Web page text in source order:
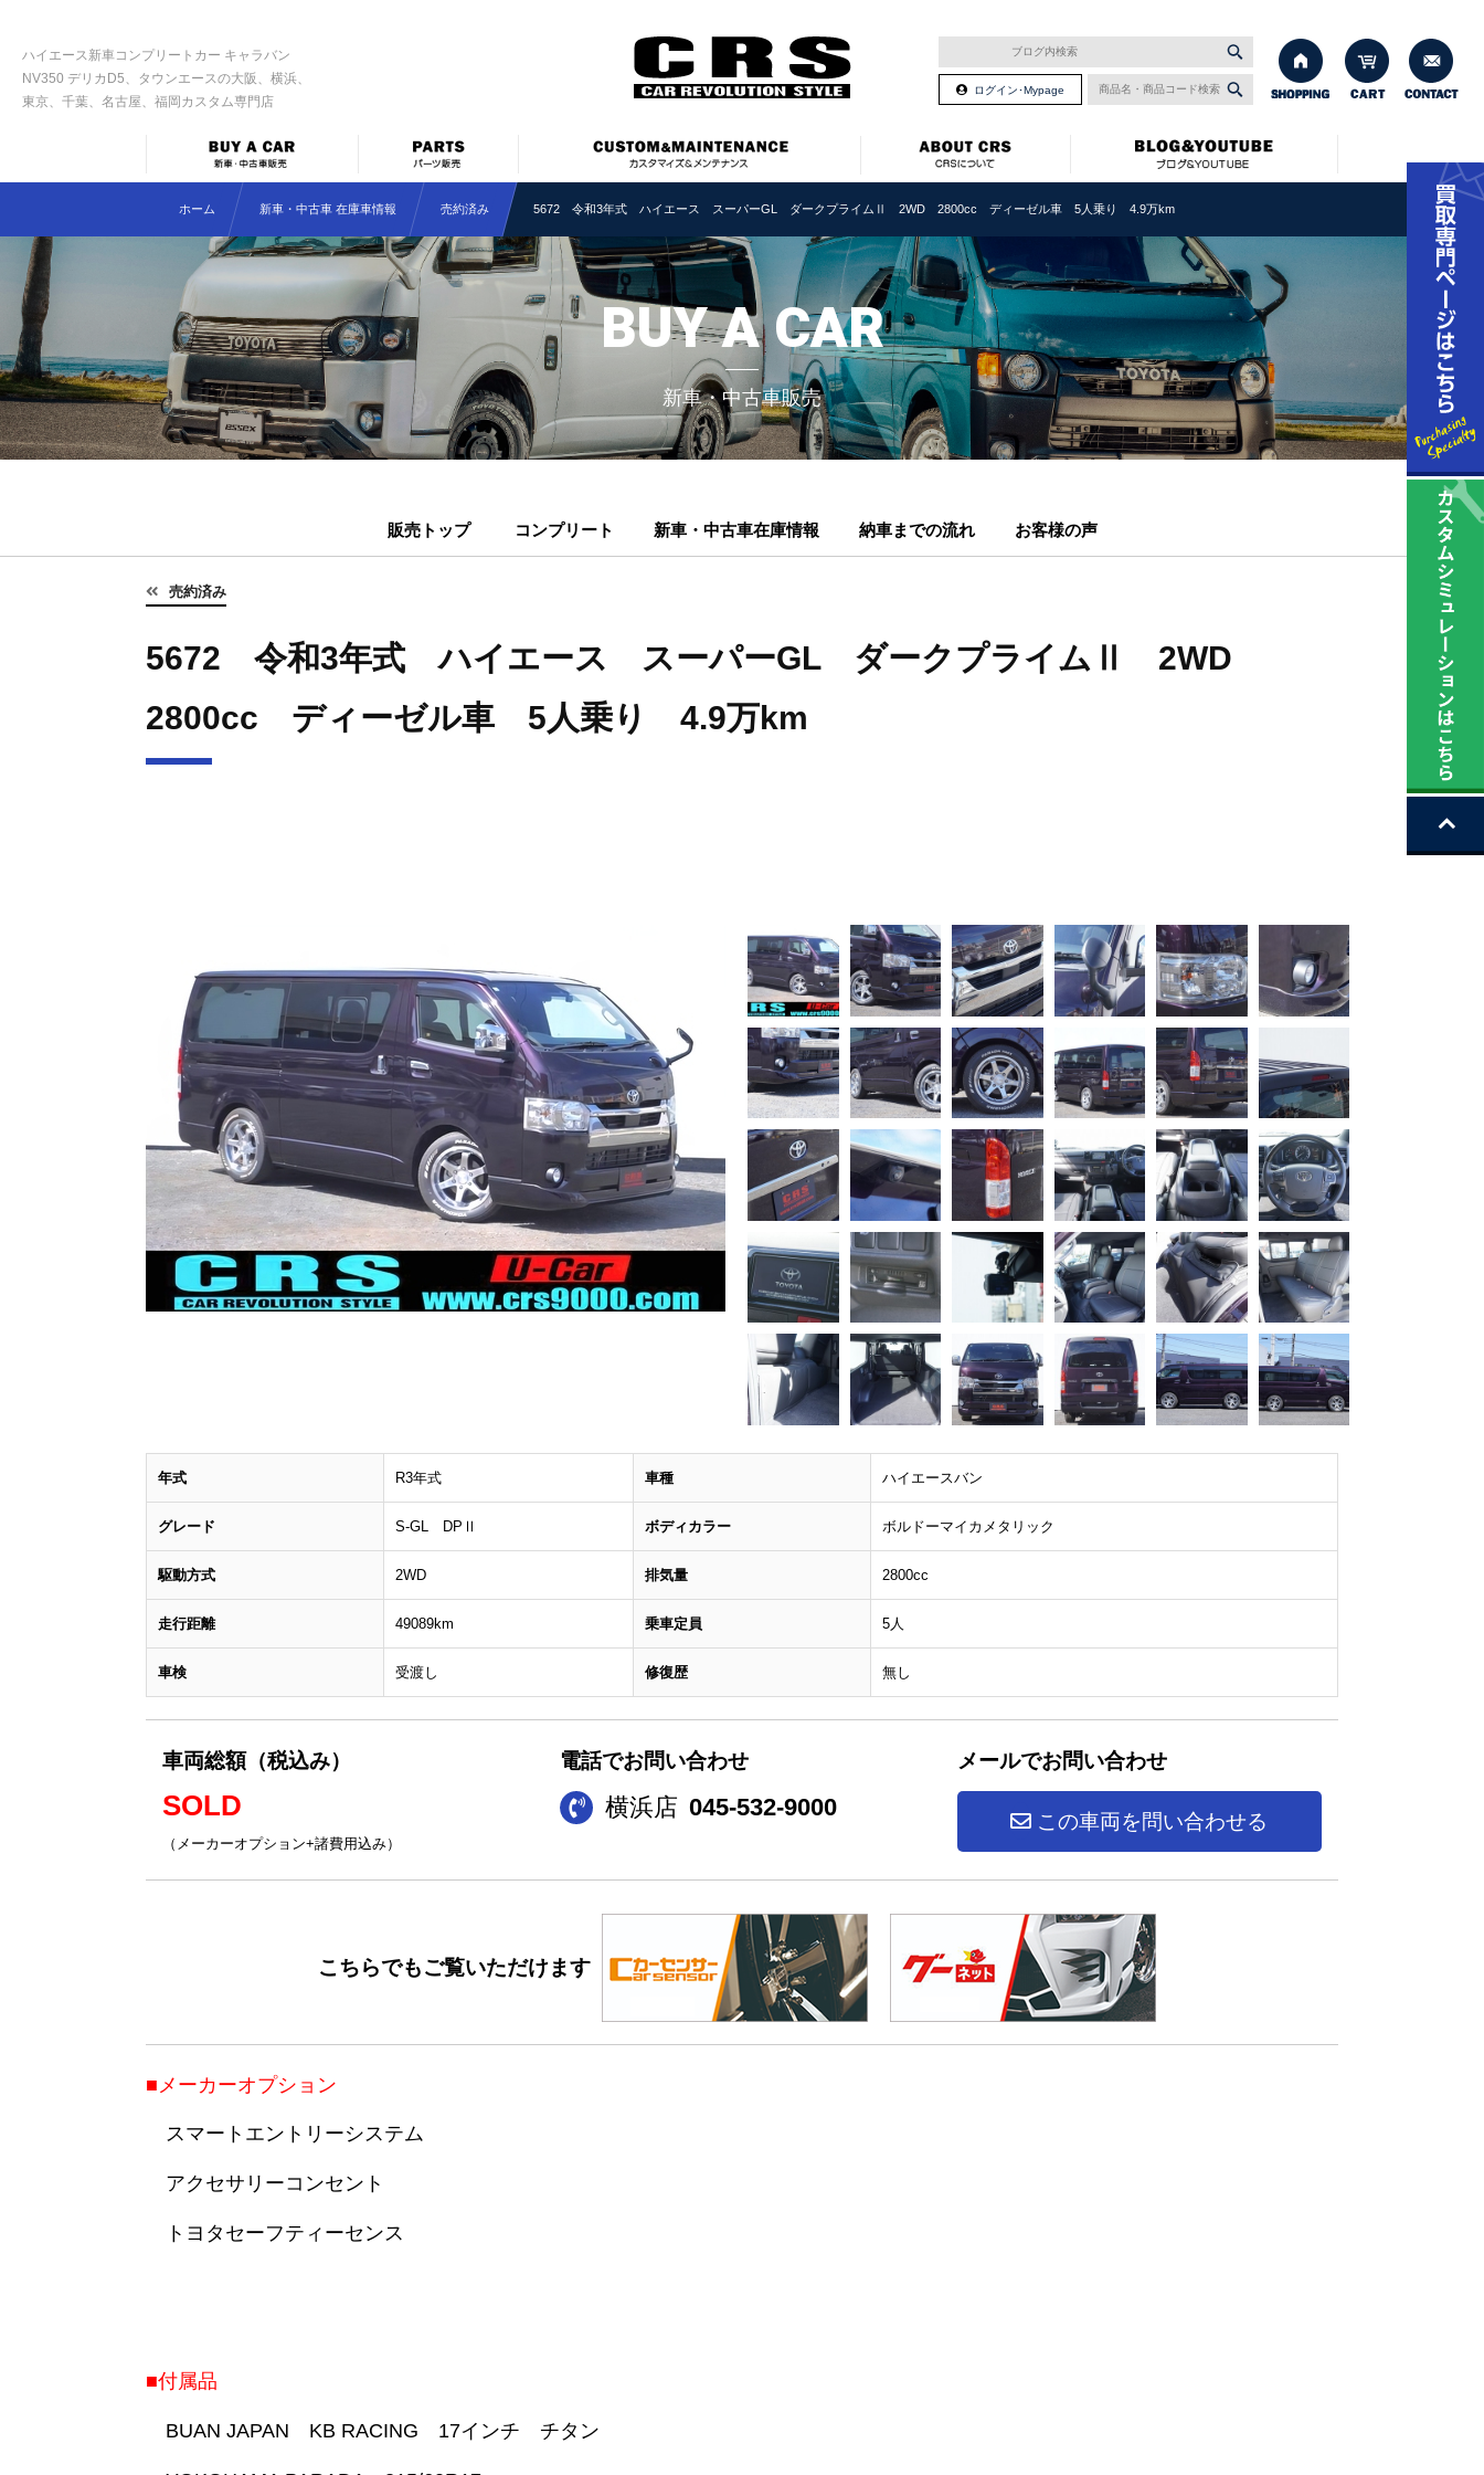
ハイエース新車コンプリートカー キャラバン
NV350 デリカD5、タウンエースの大阪、横浜、
東京、千葉、名古屋、福岡カスタム専門店
ログイン･Mypage
ホーム 新車・中古車 在庫車情報 売約済み 5672 令和3年式 ハイエース スーパーGL ダークプライムⅡ 2WD 2800cc ディーゼル車 5人乗り 4.9万km
BUY A CAR
新車・中古車販売
販売トップ コンプリート 新車・中古車在庫情報 納車までの流れ お客様の声
売約済み
5672 令和3年式 ハイエース スーパーGL ダークプライムⅡ 2WD
2800cc ディーゼル車 5人乗り 4.9万km
年式 R3年式 車種 ハイエースバン
グレード S-GL DPⅡ ボディカラー ボルドーマイカメタリック
駆動方式 2WD 排気量 2800cc
走行距離 49089km 乗車定員 5人
車検 受渡し 修復歴 無し
車両総額（税込み）
SOLD
（メーカーオプション+諸費用込み）
電話でお問い合わせ
横浜店 045-532-9000
メールでお問い合わせ
この車両を問い合わせる
こちらでもご覧いただけます
■メーカーオプション
スマートエントリーシステム
アクセサリーコンセント
トヨタセーフティーセンス
■付属品
BUAN JAPAN KB RACING 17インチ チタン